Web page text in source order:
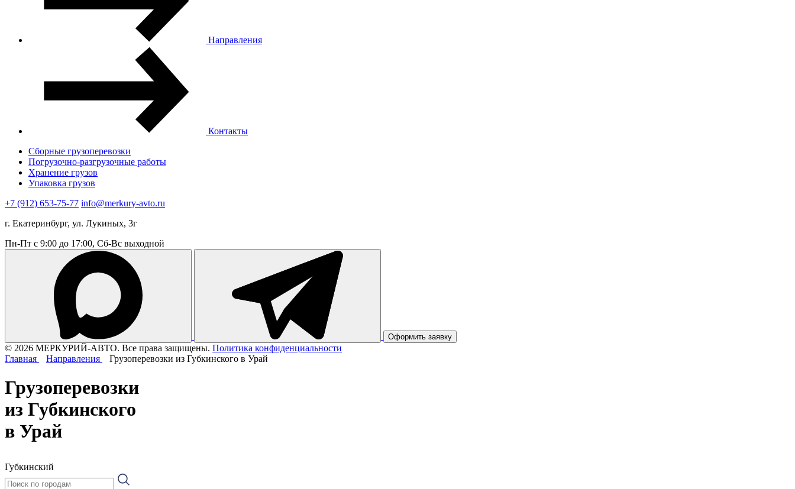
Направления
Контакты
Сборные грузоперевозки
Погрузочно-разгрузочные работы
Хранение грузов
Упаковка грузов
+7 (912) 653-75-77 info@merkury-avto.ru
г. Екатеринбург, ул. Лукиных, 3г
Пн-Пт с 9:00 до 17:00, Сб-Вс выходной
Оформить заявку
© 2026 МЕРКУРИЙ-АВТО. Все права защищены. Политика конфиденциальности
Главная
Направления Грузоперевозки из Губкинского в Урай
Грузоперевозки
из Губкинского
в Урай
Губкинский